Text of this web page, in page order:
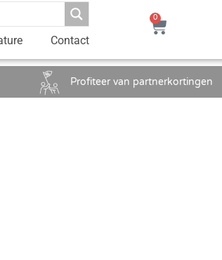
Contact
0
Profiteer van partnerkortingen